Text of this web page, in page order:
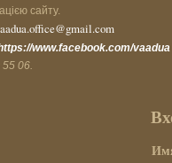
сайту.
www.facebook.com/vaadua
06.